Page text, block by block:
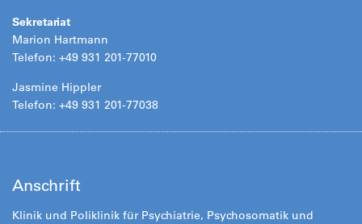
Sekretariat
Marion Hartmann
Telefon: +49 931 201-77010
Jasmine Hippler
Telefon: +49 931 201-77038
Anschrift
Klinik und Poliklinik für Psychiatrie, Psychosomatik und